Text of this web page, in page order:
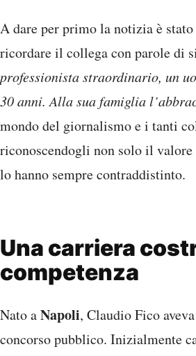
A dare per primo la notizia è stato
ricordare il collega con parole di
professionista straordinario, un
30 anni. Alla sua famiglia
mondo del giornalismo e i tanti
riconoscendogli non solo il valore
lo hanno sempre contraddistinto.
Una carriera
competenza
Nato aNapoli, Claudio Fico
concorso pubblico. Inizialmente